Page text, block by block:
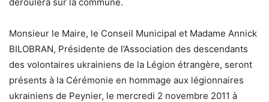
Monsieur le Maire, le Conseil Municipal et Madame Annick
BILOBRAN, Présidente de l’Association des descendants
des volontaires ukrainiens de la Légion étrangère, seront
présents à la Cérémonie en hommage aux légionnaires
ukrainiens de Peynier, le mercredi 2 novembre 2011 à